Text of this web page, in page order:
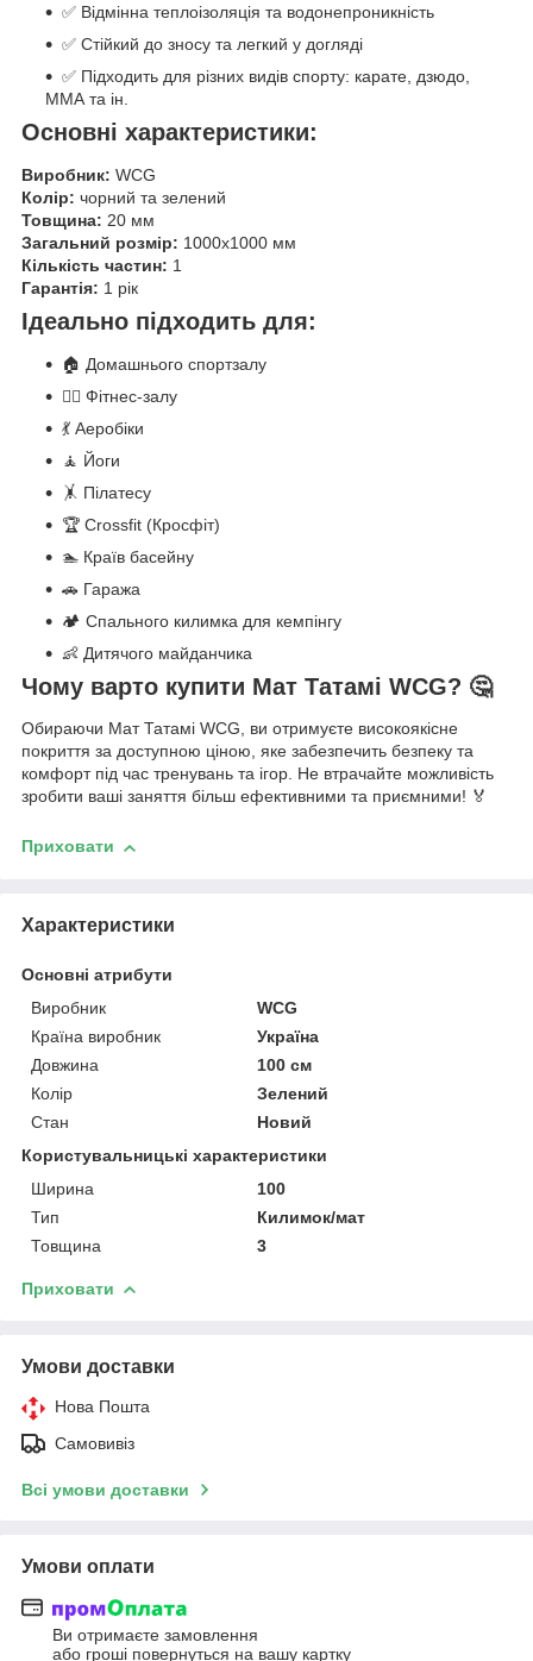
✅ Відмінна теплоізоляція та водонепроникність
✅ Стійкий до зносу та легкий у догляді
✅ Підходить для різних видів спорту: карате, дзюдо,
ММА та ін.
Основні характеристики:
Виробник: WCG
Колір: чорний та зелений
Товщина: 20 мм
Загальний розмір: 1000х1000 мм
Кількість частин: 1
Гарантія: 1 рік
Ідеально підходить для:
🏠 Домашнього спортзалу
🏋️‍♀️ Фітнес-залу
💃 Аеробіки
🧘 Йоги
🤸 Пілатесу
🏆 Crossfit (Кросфіт)
🏊 Країв басейну
🚗 Гаража
🏕️ Спального килимка для кемпінгу
👶 Дитячого майданчика
Чому варто купити Мат Татамі WCG? 🤔
Обираючи Мат Татамі WCG, ви отримуєте високоякісне
покриття за доступною ціною, яке забезпечить безпеку та
комфорт під час тренувань та ігор. Не втрачайте можливість
зробити ваші заняття більш ефективними та приємними! 🏅
Приховати
Характеристики
Основні атрибути
Виробник
WCG
Країна виробник
Україна
Довжина
100 см
Колір
Зелений
Стан
Новий
Користувальницькі характеристики
Ширина
100
Тип
Килимок/мат
Товщина
3
Приховати
Умови доставки
Нова Пошта
Самовивіз
Всі умови доставки
Умови оплати
Ви отримаєте замовлення
або гроші повернуться на вашу картку